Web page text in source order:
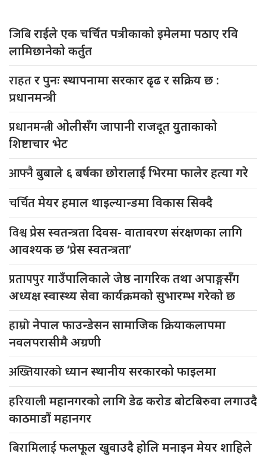
जिबिराईले एक चर्चित पत्रीकाको इमेलमा पठाए रवि
लामिछानेको कर्तुत
राहतर पुनः स्थापनामा सरकार ढृढ र सक्रिय छ :
प्रधानमन्त्री
प्रधानमन्त्रीओलीसँग जापानी राजदूत युुताकाको
शिष्टाचार भेट
आफ्नैबुबाले ६ बर्षका छोरालाई भिरमा फालेर हत्या गरे
चर्चितमेयर हमाल थाइल्यान्डमा विकास सिक्दै
विश्वप्रेस स्वतन्त्रता दिवस- वातावरण संरक्षणका लागि
आवश्यक छ ‘प्रेस स्वतन्त्रता’
प्रतापपुरगाउँपालिकाले जेष्ठ नागरिक तथा अपाङ्गसँग
अध्यक्ष स्वास्थ्य सेवा कार्यक्रमको सुभारम्भ गरेको छ
हाम्रोनेपाल फाउन्डेसन सामाजिक क्रियाकलापमा
नवलपरासीमै अग्रणी
अख्तियारको ध्यान स्थानीय सरकारको फाइलमा
हरियालीमहानगरको लागि डेढ करोड बोटबिरुवा लगाउदै
काठमाडौं महानगर
बिरामिलाईफलफूल खुवाउदै होलि मनाइन मेयर शाहिले